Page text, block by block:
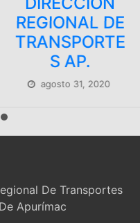
REGIONAL DE
TRANSPORTE
S AP.
agosto 31, 2020
De Transportes
Apurímac